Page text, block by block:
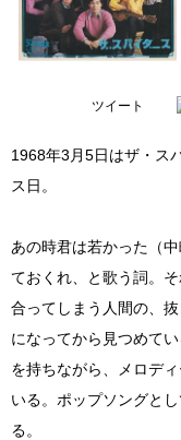
ツイート
1968年3月5日はザ・ス
ス日。
あの時君は若かった（
ておくれ、と歌う詞。
合ってしまう人間の、
になってから見つめて
を持ちながら、メロデ
いる。ポップソングと
る。